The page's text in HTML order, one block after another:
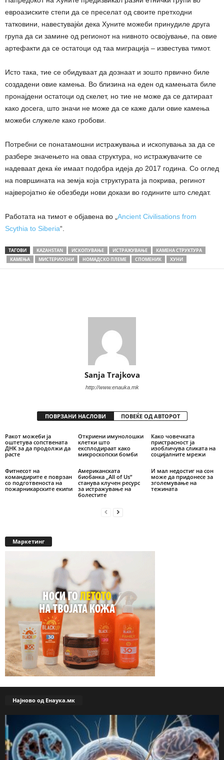
евроазиските степи да се преселат од своите претходни
татковини, навестувајќи дека Хуните можеби принудиле друга
група да си замине од регионот на нивното освојување, па овие
артефакти да се остатоци од таа миграција – известува тимот.
Исто така, тие се обидуваат да дознаат и зошто првично биле
создадени овие камења. Во близина на еден од камењата биле
пронајдени остатоци од скелет, но тие не може да се датираат
како досега, што значи не може да се каже дали овие камења
можеби служеле како гробови.
Потребни се понатамошни истражувања и ископувања за да се
разбере значењето на оваа структура, но истражувачите се
надеваат дека ќе имаат подобра идеја до 2017 година. Со оглед
на површината на земја која структурата ја покрива, регинот
најверојатно ќе обезбеди нови докази во годините што следат.
Работата на тимот е објавена во „ Ancient Civilisations from
Scythia to Siberia“.
ТАГОВИ KAZAHSTAN ИСКОПУВАЊЕ ИСТРАЖУВАЊЕ
КАМЕНА СТРУКТУРА
КАМЕЊА
МИСТЕРИОЗНИ НОМАДСКО ПЛЕМЕ СПОМЕНИК ХУНИ
Sanja Trajkova
http://www.enauka.mk
ПОВРЗАНИ НАСЛОВИ ПОВЕЌЕ ОД АВТОРОТ
Ракот можеби ја
оштетува сопствената
ДНК за да продолжи да
расте
Откриени имунолошки
клетки што
експлодираат како
микроскопски бомби
Како човечката
пристрасност ја
изобличува сликата на
социјалните мрежи
Фитнесот на
командирите е поврзан
со подготвеноста на
пожарникарските екипи
Американската
биобанка „All of Us“
станува клучен ресурс
за истражување на
болестите
И мал недостиг на сон
може да придонесе за
зголемување на
тежината
Маркетинг
Најново од Енаука.мк